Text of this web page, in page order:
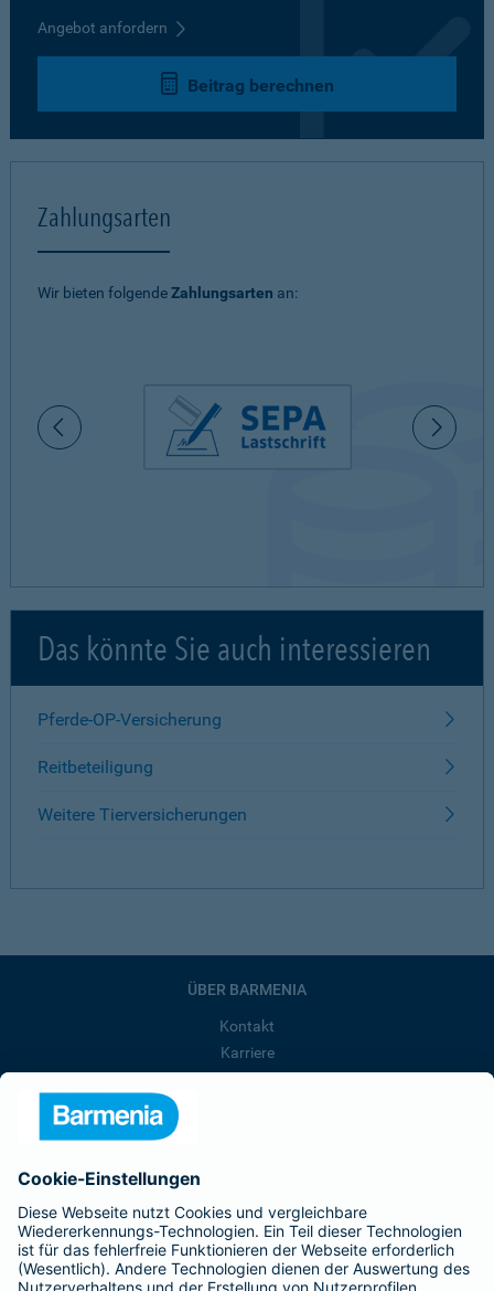
Angebot anfordern
Beitrag berechnen
Zahlungsarten
Wir bieten folgendeZahlungsarten an:
Das könnte Sie auch interessieren
Pferde-OP-Versicherung
Reitbeteiligung
Weitere Tierversicherungen
ÜBER BARMENIA
Kontakt
Karriere
Barmenia ist Teil der BarmeniaGothaer
BELIEBTE SEITEN
Kranken-Zusatzversicherung